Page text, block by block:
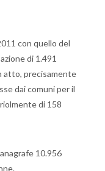
con quello del
di 1.491
atto, precisamente
dai comuni per il
di 158
10.956